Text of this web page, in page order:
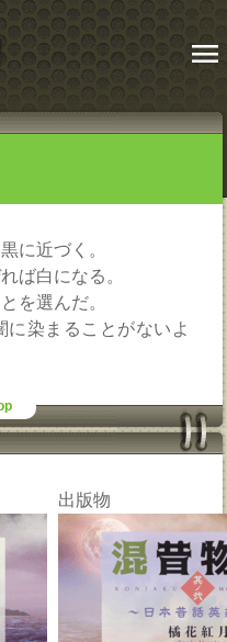
menu
に近づく。
ば白になる。
を選んだ。
に染まることがないよ
出版物